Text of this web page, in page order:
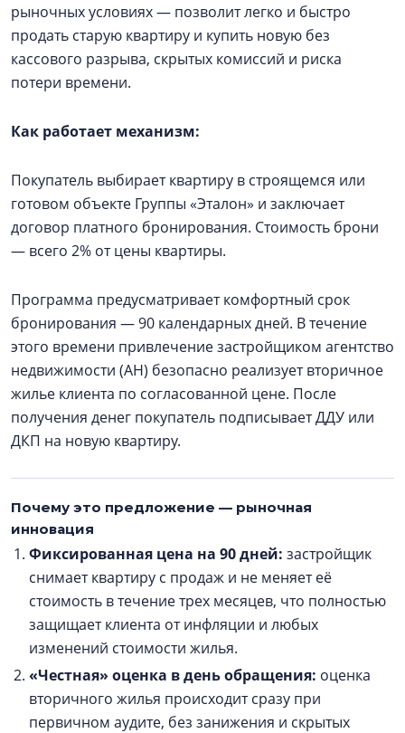
рыночных условиях — позволит легко и быстро
продать старую квартиру и купить новую без
кассового разрыва, скрытых комиссий и риска
потери времени.
Как работает механизм:
Покупатель выбирает квартиру в строящемся или
готовом объекте Группы «Эталон» и заключает
договор платного бронирования. Стоимость брони
— всего 2% от цены квартиры.
Программа предусматривает комфортный срок
бронирования — 90 календарных дней. В течение
этого времени привлечение застройщиком агентство
недвижимости (АН) безопасно реализует вторичное
жилье клиента по согласованной цене. После
получения денег покупатель подписывает ДДУ или
ДКП на новую квартиру.
Почему это предложение — рыночная
инновация
Фиксированная цена на 90 дней: застройщик
снимает квартиру с продаж и не меняет её
стоимость в течение трех месяцев, что полностью
защищает клиента от инфляции и любых
изменений стоимости жилья.
«Честная» оценка в день обращения: оценка
вторичного жилья происходит сразу при
первичном аудите, без занижения и скрытых